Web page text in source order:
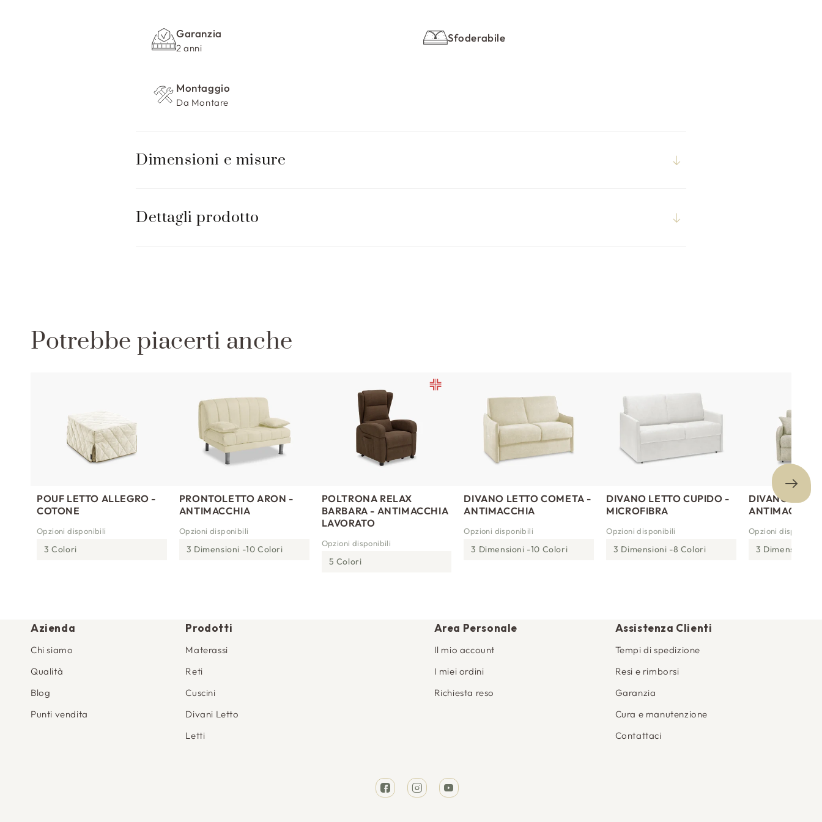
o
r
e
Garanzia
2 anni
Sfoderabile
Montaggio
Da Montare
Dimensioni e misure
Dettagli prodotto
Potrebbe piacerti anche
POUF LETTO ALLEGRO -
COTONE
Opzioni disponibili
3 Colori
PRONTOLETTO ARON -
ANTIMACCHIA
Opzioni disponibili
3 Dimensioni 10 Colori
POLTRONA RELAX
BARBARA - ANTIMACCHIA
LAVORATO
Opzioni disponibili
5 Colori
DIVANO LETTO COMETA -
ANTIMACCHIA
Opzioni disponibili
3 Dimensioni 10 Colori
DIVANO LETTO CUPIDO -
MICROFIBRA
Opzioni disponibili
3 Dimensioni 8 Colori
DIVANO
ANTIMACCHIA
Opzioni disponibili
3 Dimensioni
Azienda
Chi siamo
Qualità
Blog
Punti vendita
Prodotti
Materassi
Reti
Cuscini
Divani Letto
Letti
Area Personale
Il mio account
I miei ordini
Richiesta reso
Assistenza Clienti
Tempi di spedizione
Resi e rimborsi
Garanzia
Cura e manutenzione
Contattaci
FacebookInstagramYouTube